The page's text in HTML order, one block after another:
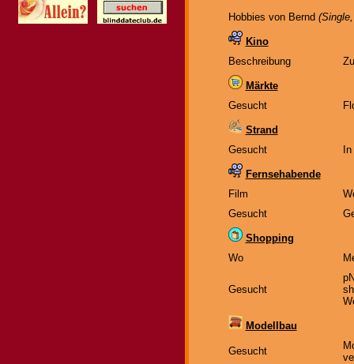
Hobbies von Bernd
Kino
Beschreibung
Märkte
Gesucht
Strand
Gesucht
Fernsehabende
Film
Gesucht
Shopping
Wo
Gesucht
Modellbau
Gesucht